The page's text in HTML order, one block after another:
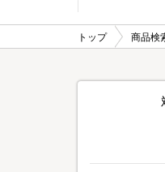
トップ 商品検